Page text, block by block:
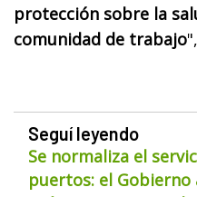
protección sobre la
comunidad de trabajo
Seguí leyendo
Se normaliza el
puertos: el Gobierno